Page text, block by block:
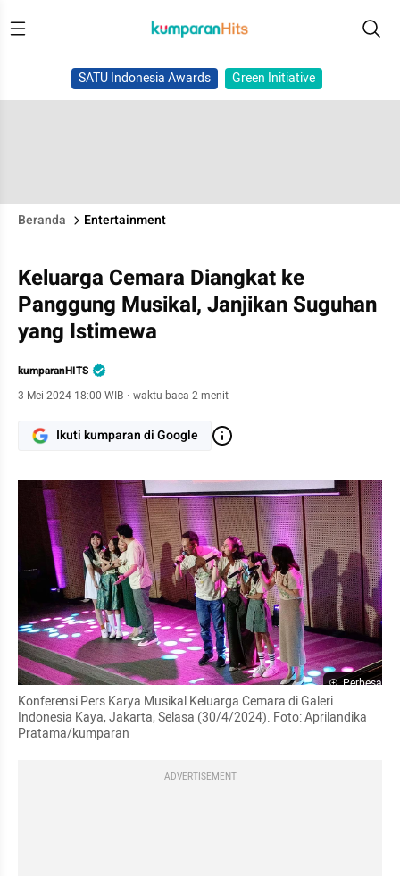
SATU Indonesia Awards Green Initiative
Beranda Entertainment
Keluarga Cemara Diangkat ke
Panggung Musikal, Janjikan Suguhan
yang Istimewa
kumparanHITS
3 Mei 2024 18:00 WIB · waktu baca 2 menit
Ikuti kumparan di Google
Perbesar
Konferensi Pers Karya Musikal Keluarga Cemara di Galeri
Indonesia Kaya, Jakarta, Selasa (30/4/2024). Foto: Aprilandika
Pratama/kumparan
ADVERTISEMENT